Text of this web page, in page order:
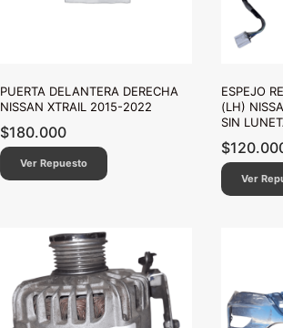
PUERTA DELANTERA DERECHA
NISSAN XTRAIL 2015-2022
$180.000
Ver Repuesto
ESPEJO
(LH)
SIN
$
Ver